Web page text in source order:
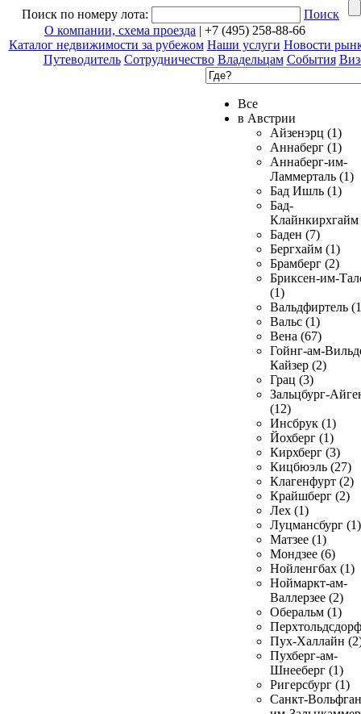
Поиск по номеру лота:
Поиск
О компании, схема проезда | +7 (495) 258-88-66
Каталог недвижимости за рубежом Наши услуги Новости
Путеводитель Сотрудничество Владельцам События
Все
в Австрии
Айзенэрц (1)
Аннаберг (1)
Аннаберг-им-
Ламмерталь (1)
Бад Ишль (1)
Бад-
Клайнкирхгайм
Баден (7)
Бергхайм (1)
Брамберг (2)
Бриксен-им-
(1)
Вальдфиртель
Вальс (1)
Вена (67)
Гойнг-ам-
Кайзер (2)
Грац (3)
Зальцбург-
(12)
Инсбрук (1)
Йохберг (1)
Кирхберг (3)
Кицбюэль (27)
Клагенфурт (2)
Крайшберг (2)
Лех (1)
Луцмансбург (1)
Матзее (1)
Мондзее (6)
Нойленгбах (1)
Ноймаркт-ам-
Валлерзее (2)
Оберальм (1)
Пух-Халлайн
Пухберг-ам-
Шнееберг (1)
Ригерсбург (1)
Санкт-